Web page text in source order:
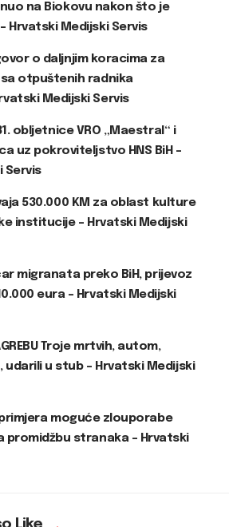
na Biokovu nakon što je
Hrvatski Medijski Servis
o daljnjim koracima za
otpuštenih radnika
Medijski Servis
obljetnice VRO „Maestral“ i
uz pokroviteljstvo HNS BiH –
Servis
530.000 KM za oblast kulture
institucije – Hrvatski Medijski
migranata preko BiH, prijevoz
eura – Hrvatski Medijski
Troje mrtvih, autom,
udarili u stub – Hrvatski Medijski
moguće zlouporabe
promidžbu stranaka – Hrvatski